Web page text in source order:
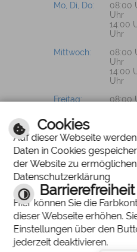
Mo, Di, Do:
08:00
Uhr
14:00
Uhr
Mittwoch:
08:00
Uhr
14:00
Uhr
Freitag:
08:00
Wir
gerne
Cookies
Auf dieser Webseite
Daten in Cookies
der Website zu
Datenschutzerklärung
Barrierefreiheit
Hier können Sie die
dieser Webseite erhöhen.
Einstellungen über den
jederzeit deaktivieren.